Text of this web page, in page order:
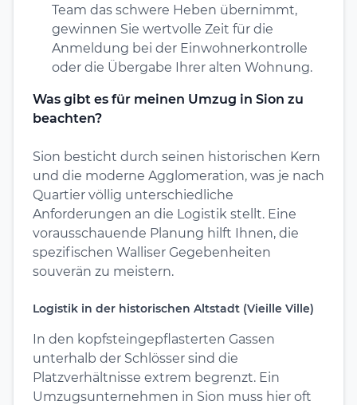
Team das schwere Heben übernimmt,
gewinnen Sie wertvolle Zeit für die
Anmeldung bei der Einwohnerkontrolle
oder die Übergabe Ihrer alten Wohnung.
Was gibt es für meinen Umzug in Sion zu
beachten?
Sion besticht durch seinen historischen Kern
und die moderne Agglomeration, was je nach
Quartier völlig unterschiedliche
Anforderungen an die Logistik stellt. Eine
vorausschauende Planung hilft Ihnen, die
spezifischen Walliser Gegebenheiten
souverän zu meistern.
Logistik in der historischen Altstadt (Vieille Ville)
In den kopfsteingepflasterten Gassen
unterhalb der Schlösser sind die
Platzverhältnisse extrem begrenzt. Ein
Umzugsunternehmen in Sion muss hier oft